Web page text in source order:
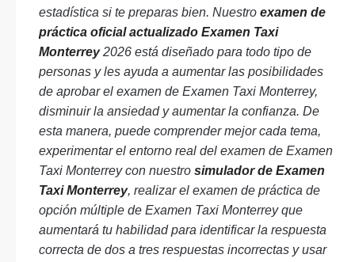
estadística si te preparas bien. Nuestro examen de
práctica oficial actualizado Examen Taxi
Monterrey2026 está diseñado para todo tipo de
personas y les ayuda a aumentar las posibilidades
de aprobar el examen de Examen Taxi Monterrey,
disminuir la ansiedad y aumentar la confianza. De
esta manera, puede comprender mejor cada tema,
experimentar el entorno real del examen de Examen
Taxi Monterrey con nuestro simulador de Examen
Taxi Monterrey, realizar el examen de práctica de
opción múltiple de Examen Taxi Monterrey que
aumentará tu habilidad para identificar la respuesta
correcta de dos a tres respuestas incorrectas y usar